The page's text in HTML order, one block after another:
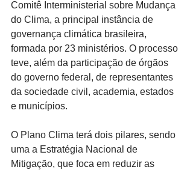
Comitê Interministerial sobre Mudança
do Clima, a principal instância de
governança climática brasileira,
formada por 23 ministérios. O processo
teve, além da participação de órgãos
do governo federal, de representantes
da sociedade civil, academia, estados
e municípios.
O Plano Clima terá dois pilares, sendo
uma a Estratégia Nacional de
Mitigação, que foca em reduzir as